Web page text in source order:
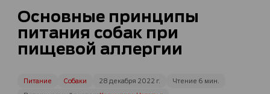
Основные принципы
питания собак при
пищевой аллергии
Питание Собаки 28 декабря 2022 г.
Чтение 6 мин.